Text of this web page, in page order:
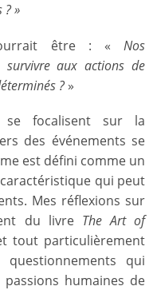
»
être : « Nos
survivre aux actions de
?»
se focalisent sur la
des événements se
est défini comme un
qui peut
Mes réflexions sur
du livre The Art of
tout particulièrement
qui
humaines de